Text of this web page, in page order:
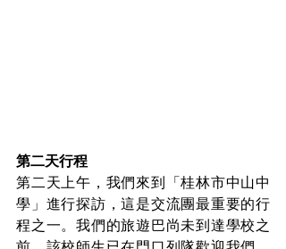
第二天行程
第二天上午，我們來到「桂林市中山中
學」進行探訪，這是交流團最重要的行
程之一。我們的旅遊巴尚未到達學校之